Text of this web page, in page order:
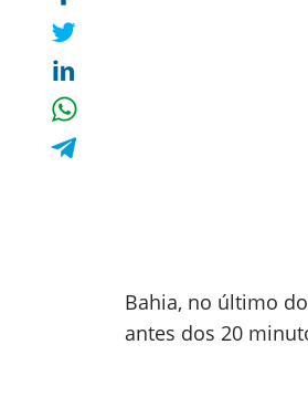
Bahia, no último
antes dos 20